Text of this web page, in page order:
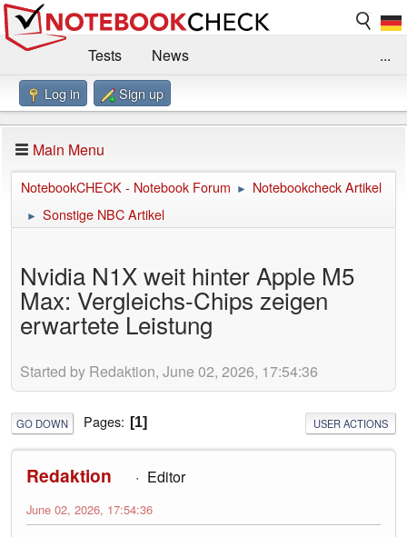
Tests
News
Benchmarks / Technik
Forum
Impressum
...
Log in Sign up
Main Menu
NotebookCHECK - Notebook Forum ► Notebookcheck Artikel
► Sonstige NBC Artikel
Nvidia N1X weit hinter Apple M5
Max: Vergleichs-Chips zeigen
erwartete Leistung
Started by Redaktion, June 02, 2026, 17:54:36
GO DOWN Pages 1 USER ACTIONS
Redaktion Editor
June 02, 2026, 17:54:36